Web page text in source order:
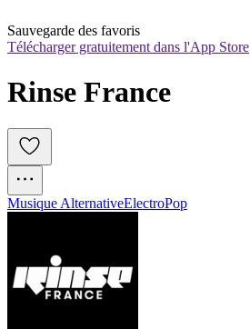
Sauvegarde des favoris
Télécharger gratuitement dans l'App Store
Musique AlternativeElectroPop